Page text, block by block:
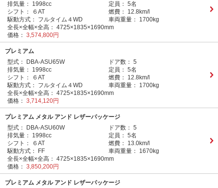
排気量：
1998cc 定員： 5名
シフト：
６AT 燃費：
12.8km/l
駆動方式：
フルタイム４WD 車両重量：
1700kg
全長×全幅×全高： 4725×1835×1690mm
価格： 3,574,800円
プレミアム
型式：
DBA-ASU65W ドア数： 5
排気量：
1998cc 定員： 5名
シフト：
６AT 燃費：
12.8km/l
駆動方式：
フルタイム４WD 車両重量：
1700kg
全長×全幅×全高： 4725×1835×1690mm
価格： 3,714,120円
プレミアム メタル アンド レザーパッケージ
型式：
DBA-ASU60W ドア数： 5
排気量：
1998cc 定員： 5名
シフト：
６AT 燃費：
13.0km/l
駆動方式：
FF 車両重量：
1670kg
全長×全幅×全高： 4725×1835×1690mm
価格： 3,850,200円
プレミアム メタル アンド レザーパッケージ